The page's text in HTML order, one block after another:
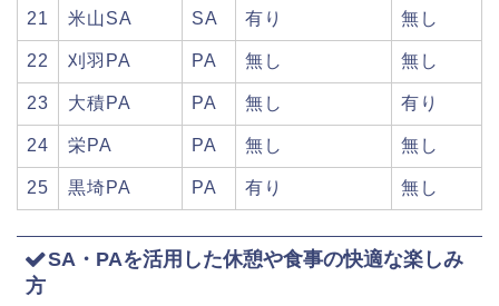
21 米山SA SA 有り 無し
22 刈羽PA PA 無し 無し
23 大積PA PA 無し 有り
24 栄PA PA 無し 無し
25 黒埼PA PA 有り 無し
SA・PAを活用した休憩や食事の快適な楽しみ
方